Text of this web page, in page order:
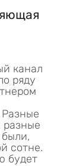
канал
ряду
Разные
разные
сотне.
будет